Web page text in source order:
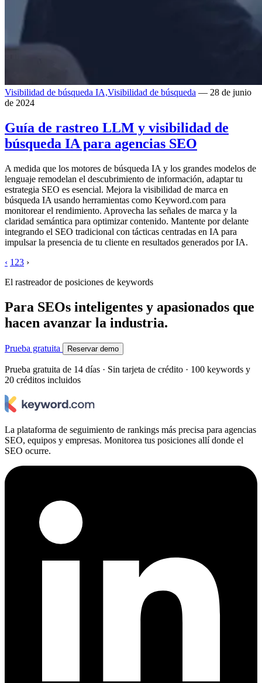
Visibilidad de búsqueda IA,Visibilidad de búsqueda — 28 de junio
de 2024
Guía de rastreo LLM y visibilidad de
búsqueda IA para agencias SEO
A medida que los motores de búsqueda IA y los grandes modelos de
lenguaje remodelan el descubrimiento de información, adaptar tu
estrategia SEO es esencial. Mejora la visibilidad de marca en
búsqueda IA usando herramientas como Keyword.com para
monitorear el rendimiento. Aprovecha las señales de marca y la
claridad semántica para optimizar contenido. Mantente por delante
integrando el SEO tradicional con tácticas centradas en IA para
impulsar la presencia de tu cliente en resultados generados por IA.
‹ 1 23 ›
El rastreador de posiciones de keywords
Para SEOs inteligentes y apasionados que
hacen avanzar la industria.
Prueba gratuita Reservar demo
Prueba gratuita de 14 días · Sin tarjeta de crédito · 100 keywords y
20 créditos incluidos
La plataforma de seguimiento de rankings más precisa para agencias
SEO, equipos y empresas. Monitorea tus posiciones allí donde el
SEO ocurre.